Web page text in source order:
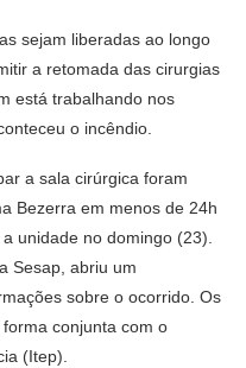
sejam liberadas ao longo
a retomada das cirurgias
está trabalhando nos
o incêndio.
a sala cirúrgica foram
Bezerra em menos de 24h
unidade no domingo (23).
Sesap, abriu um
sobre o ocorrido. Os
conjunta com o
(Itep).